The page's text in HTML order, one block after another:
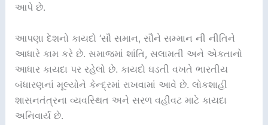
આપે છે.
આપણા દેશનો કાયદો ‘સૌ સમાન, સૌને સમ્માન ની નીતિને
આધારે કામ કરે છે. સમાજમાં શાંતિ, સલામતી અને એકતાનો
આધાર કાયદા પર રહેલો છે. કાયદો ઘડતી વખતે ભારતીય
બંધારણનાં મૂલ્યોને કેન્દ્રમાં રાખવામાં આવે છે. લોકશાહી
શાસનતંત્રના વ્યવસ્થિત અને સરળ વહીવટ માટે કાયદા
અનિવાર્ય છે.